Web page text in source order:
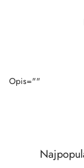
Opis=""